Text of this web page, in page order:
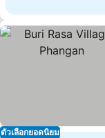
ตัวเลือกยอดนิยม